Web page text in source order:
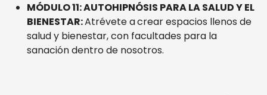
MÓDULO 11: AUTOHIPNÓSIS PARA LA SALUD Y EL
BIENESTAR:Atrévete acrear espacios llenos de
salud y bienestar, con facultades para la
sanación dentro de nosotros.